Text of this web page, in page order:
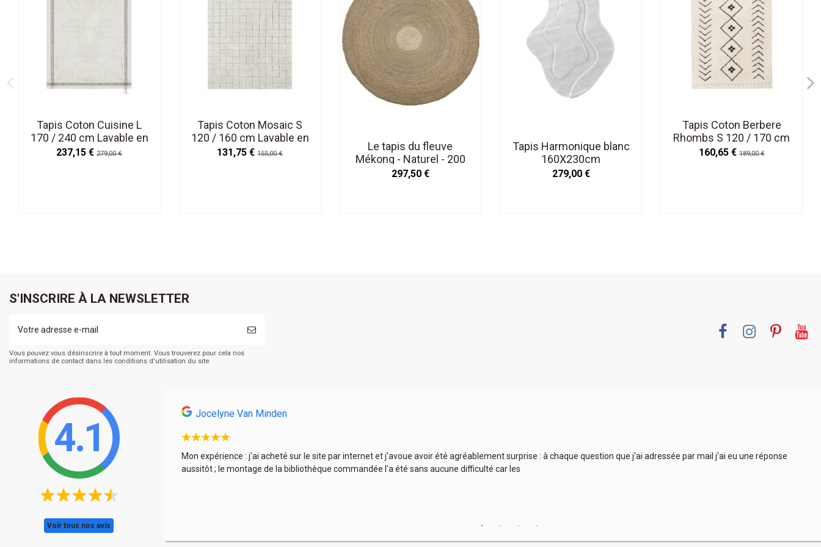
Tapis Coton Cuisine L
170 / 240 cm Lavable en
Machine
237,15 €279,00 €
Tapis Coton Mosaic S
120 / 160 cm Lavable en
Machine
131,75 €155,00 €
Le tapis du fleuve
Mékong - Naturel - 200
297,50 €
Tapis Harmonique blanc
160X230cm
279,00 €
Tapis Coton Berbere
Rhombs S 120 / 170 cm
Lavable en Machine
160,65 €189,00 €
S'INSCRIRE À LA NEWSLETTER
Vous pouvez vous désinscrire à tout moment. Vous trouverez pour cela nos
informations de contact dans les conditions d'utilisation du site.
4.1
Voir tous nos avis
encore une fois à très bon prix. La déco est
Jocelyne Van Minden
Mon expérience : j'ai acheté sur le site par internet et j'avoue avoir été agréablement surprise : à chaque question que j'ai adressée par mail j'ai eu une réponse
aussitôt ; le montage de la bibliothèque commandée l'a été sans aucune difficulté car les